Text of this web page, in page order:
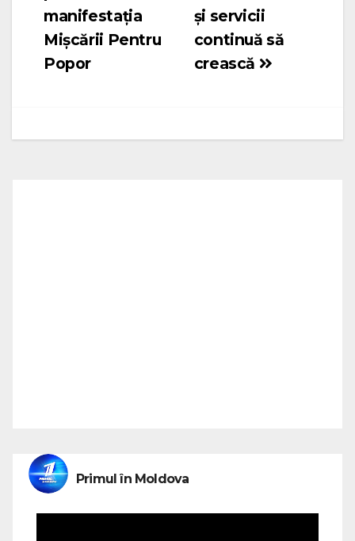
articole
și servicii
continuă să
crească
manifestația
Mișcării Pentru
Popor
Primul în Moldova